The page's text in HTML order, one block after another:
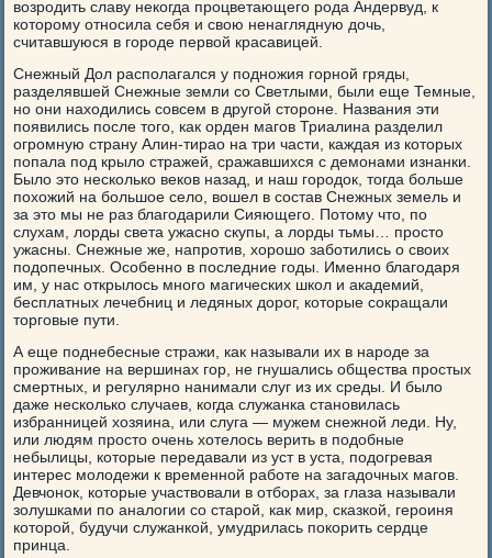
возродить славу некогда процветающего рода Андервуд, к
которому относила себя и свою ненаглядную дочь,
считавшуюся в городе первой красавицей.
Снежный Дол располагался у подножия горной гряды,
разделявшей Снежные земли со Светлыми, были еще Темные,
но они находились совсем в другой стороне. Названия эти
появились после того, как орден магов Триалина разделил
огромную страну Алин-тирао на три части, каждая из которых
попала под крыло стражей, сражавшихся с демонами изнанки.
Было это несколько веков назад, и наш городок, тогда больше
похожий на большое село, вошел в состав Снежных земель и
за это мы не раз благодарили Сияющего. Потому что, по
слухам, лорды света ужасно скупы, а лорды тьмы… просто
ужасны. Снежные же, напротив, хорошо заботились о своих
подопечных. Особенно в последние годы. Именно благодаря
им, у нас открылось много магических школ и академий,
бесплатных лечебниц и ледяных дорог, которые сокращали
торговые пути.
А еще поднебесные стражи, как называли их в народе за
проживание на вершинах гор, не гнушались общества простых
смертных, и регулярно нанимали слуг из их среды. И было
даже несколько случаев, когда служанка становилась
избранницей хозяина, или слуга — мужем снежной леди. Ну,
или людям просто очень хотелось верить в подобные
небылицы, которые передавали из уст в уста, подогревая
интерес молодежи к временной работе на загадочных магов.
Девчонок, которые участвовали в отборах, за глаза называли
золушками по аналогии со старой, как мир, сказкой, героиня
которой, будучи служанкой, умудрилась покорить сердце
принца.